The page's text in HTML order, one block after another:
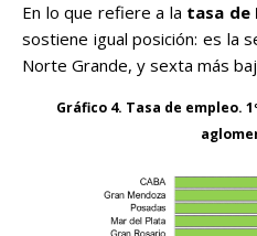
En lo que refiere a la tasa de
sostiene igual posición: es la
Norte Grande, y sexta más
Gráfico 4. Tasa de empleo.